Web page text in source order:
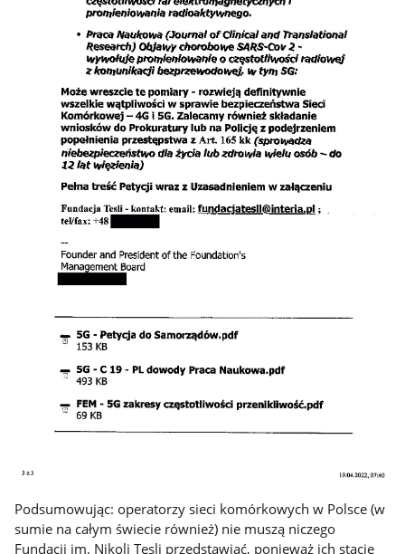
Podsumowując: operatorzy sieci komórkowych w Polsce (w
sumie na całym świecie również) nie muszą niczego
Fundacji im. Nikoli Tesli przedstawiać, ponieważ ich stacje